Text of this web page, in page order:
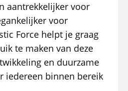
aantrekkelijker voor
voor
Force helpt je graag
te maken van deze
en duurzame
iedereen binnen bereik